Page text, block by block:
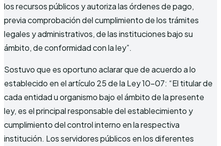
los recursos públicos y autoriza las órdenes de pago,
previa comprobación del cumplimiento de los trámites
legales y administrativos, de las instituciones bajo su
ámbito, de conformidad con la ley”.
Sostuvo que es oportuno aclarar que de acuerdo a lo
establecido en el artículo 25 de la Ley 10-07: “El titular de
cada entidad u organismo bajo el ámbito de la presente
ley, es el principal responsable del establecimiento y
cumplimiento del control interno en la respectiva
institución. Los servidores públicos en los diferentes